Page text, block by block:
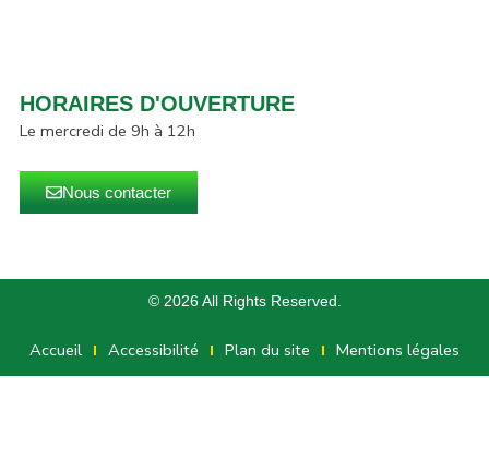
HORAIRES D'OUVERTURE
Le mercredi de 9h à 12h
Nous contacter
© 2026 All Rights Reserved.
Accueil Accessibilité Plan du site Mentions légales